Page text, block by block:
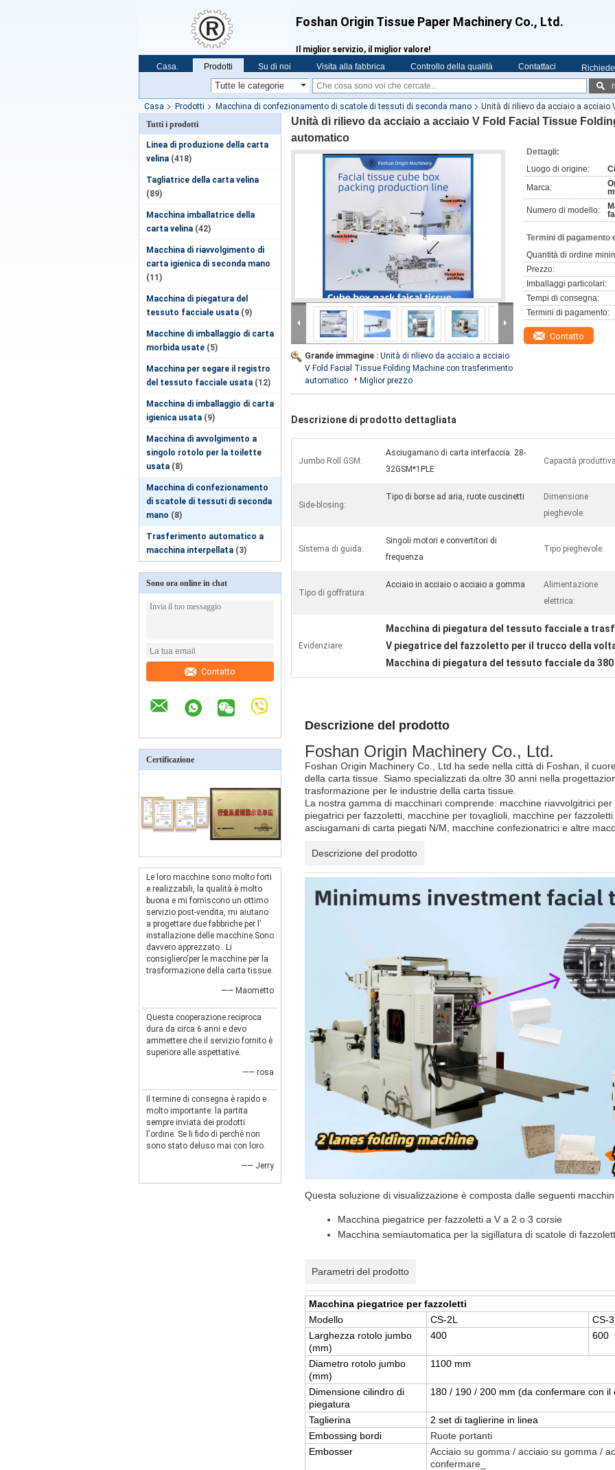
Foshan Origin Tissue Paper Machinery Co., Ltd.
Il miglior servizio, il miglior valore!
Casa.
Prodotti Su di noi Visita alla fabbrica Controllo della qualità Contattaci
Casa Prodotti Macchina di confezionamento di scatole di tessuti di seconda mano
Unità di rilievo da acciaio a acciaio
trasferimento automatico
Tutti i prodotti
Linea di produzione della carta
velina (418)
Tagliatrice della carta velina
(89)
Macchina imballatrice della
carta velina (42)
Macchina di riavvolgimento di
carta igienica di seconda mano
(11)
Macchina di piegatura del
tessuto facciale usata (9)
Macchine di imballaggio di carta
morbida usate (5)
Macchina per segare il registro
del tessuto facciale usata (12)
Macchina di imballaggio di carta
igienica usata (9)
Macchina di avvolgimento a
singolo rotolo per la toilette
usata (8)
Macchina di confezionamento
di scatole di tessuti di seconda
mano (8)
Trasferimento automatico a
macchina interpellata (3)
Sono ora online in chat
Contatto
Certificazione
Le loro macchine sono molto forti
e realizzabili, la qualità è molto
buona e mi forniscono un ottimo
servizio post-vendita, mi aiutano
a progettare due fabbriche per l'
installazione delle macchine.Sono
davvero apprezzato.. Li
consigliero'per le macchine per la
trasformazione della carta tissue.
—— Maometto
Questa cooperazione reciproca
dura da circa 6 anni e devo
ammettere che il servizio fornito è
superiore alle aspettative.
—— rosa
Il termine di consegna è rapido e
molto importante: la partita
sempre inviata dei prodotti
l'ordine. Se li fido di perché non
sono stato deluso mai con loro.
—— Jerry
Unità di rilievo da acciaio a acciaio V Fold Facial Tissue
automatico
Grande immagine : Unità di rilievo da acciaio a acciaio
V Fold Facial Tissue Folding Machine con trasferimento
automatico
Miglior prezzo
Dettagli:
Luogo di origine:
Marca:
Numero di modello:
Termini di pagamento
Quantità di ordine
Prezzo:
Imballaggi particolari:
Tempi di consegna:
Termini di pagamento:
Contatto
Descrizione di prodotto dettagliata
Jumbo Roll GSM:
Asciugamano di carta interfaccia: 28-
32GSM*1PLE
Capacità
Side-blosing:
Tipo di borse ad aria, ruote cuscinetti
Dimensione
pieghevole:
Sistema di guida:
Singoli motori e convertitori di
frequenza
Tipo pieghevole:
Tipo di goffratura:
Acciaio in acciaio o acciaio a gomma
Alimentazione
elettrica:
Evidenziare:
Macchina di piegatura del tessuto facciale a
V piegatrice del fazzoletto per il trucco della
Macchina di piegatura del tessuto facciale da 380
Descrizione del prodotto
Foshan Origin Machinery Co., Ltd.
Foshan Origin Machinery Co., Ltd ha sede nella città di Foshan, il
della carta tissue. Siamo specializzati da oltre 30 anni nella
trasformazione per le industrie della carta tissue.
La nostra gamma di macchinari comprende: macchine riavvolgitrici
piegatrici per fazzoletti, macchine per tovaglioli, macchine per
asciugamani di carta piegati N/M, macchine confezionatrici e altre
Descrizione del prodotto
Questa soluzione di visualizzazione è composta dalle seguenti
Macchina piegatrice per fazzoletti a V a 2 o 3 corsie
Macchina semiautomatica per la sigillatura di scatole di
Parametri del prodotto
Macchina piegatrice per fazzoletti
Modello
CS-2L
CS-
Larghezza rotolo jumbo
(mm)
400 600
Diametro rotolo jumbo
(mm)
1100 mm
Dimensione cilindro di
piegatura
180 / 190 / 200 mm (da confermare con il
Taglierina
2 set di taglierine in linea
Embossing bordi
Ruote portanti
Embosser
Acciaio su gomma / acciaio su gomma /
confermare_